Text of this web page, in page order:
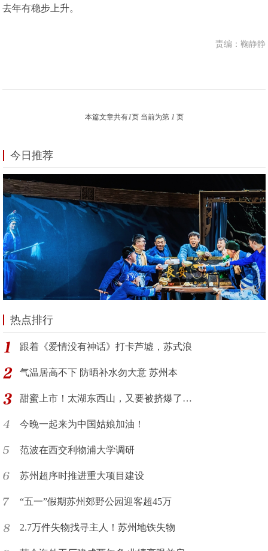
去年有稳步上升。
责编：鞠静静
本篇文章共有1页 当前为第 1 页
今日推荐
热点排行
跟着《爱情没有神话》打卡芦墟，苏式浪
气温居高不下 防晒补水勿大意 苏州本
甜蜜上市！太湖东西山，又要被挤爆了…
今晚一起来为中国姑娘加油！
范波在西交利物浦大学调研
苏州超序时推进重大项目建设
“五一”假期苏州郊野公园迎客超45万
2.7万件失物找寻主人！苏州地铁失物